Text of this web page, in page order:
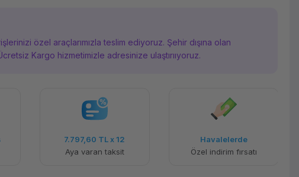
özel araçlarımızla teslim ediyoruz. Şehir dışına olan
Kargo hizmetimizle adresinize ulaştırııyoruz.
7.797,60 TLx 12
Aya varan taksit
Havalelerde
Özel indirim fırsatı